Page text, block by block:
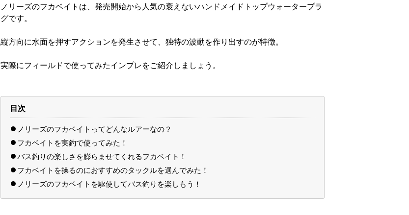
ノリーズのフカベイトは、発売開始から人気の衰えないハンドメイドトップウォータープラ
グです。
縦方向に水面を押すアクションを発生させて、独特の波動を作り出すのが特徴。
実際にフィールドで使ってみたインプレをご紹介しましょう。
目次
ノリーズのフカベイトってどんなルアーなの？
フカベイトを実釣で使ってみた！
バス釣りの楽しさを膨らませてくれるフカベイト！
フカベイトを操るのにおすすめのタックルを選んでみた！
ノリーズのフカベイトを駆使してバス釣りを楽しもう！